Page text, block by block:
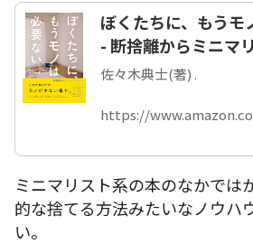
ぼくたちに、もうモ
- 断捨離からミニマ
佐々木典士(著) .
https://
ミニマリスト系の本のなかでは
的な捨てる方法みたいなノウハ
い。